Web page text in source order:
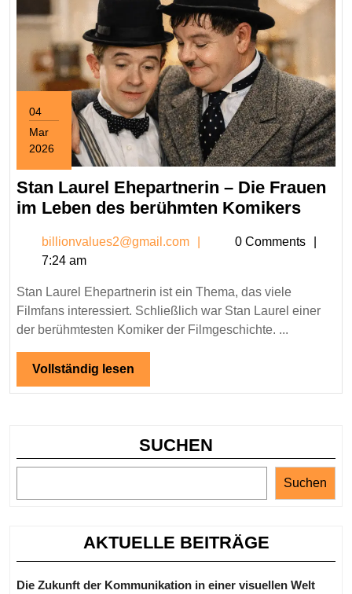
04
Mar
2026
4,
2026
Stan Laurel Ehepartnerin – Die Frauen
im Leben des berühmten KomikersStan
billionvalues2@gmail.com
0 Comments
7:24 am
Stan Laurel Ehepartnerin ist ein Thema, das viele
Filmfans interessiert. Schließlich war Stan Laurel einer
der berühmtesten Komiker der Filmgeschichte. ...
Vollständig lesen
lesen
SUCHEN
Suchen
AKTUELLE BEITRÄGE
Die Zukunft der Kommunikation in einer visuellen Welt